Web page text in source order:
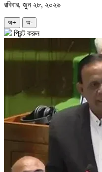
রবিবার, জুন ২৮, ২০২৬
অ+ অ-
প্রিন্ট করুন